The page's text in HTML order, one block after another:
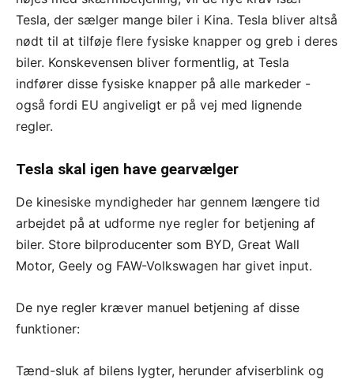
Tesla, der sælger mange biler i Kina. Tesla bliver altså
nødt til at tilføje flere fysiske knapper og greb i deres
biler. Konskevensen bliver formentlig, at Tesla
indfører disse fysiske knapper på alle markeder -
også fordi EU angiveligt er på vej med lignende
regler.
Tesla skal igen have gearvælger
De kinesiske myndigheder har gennem længere tid
arbejdet på at udforme nye regler for betjening af
biler. Store bilproducenter som BYD, Great Wall
Motor, Geely og FAW-Volkswagen har givet input.
De nye regler kræver manuel betjening af disse
funktioner:
Tænd-sluk af bilens lygter, herunder afviserblink og